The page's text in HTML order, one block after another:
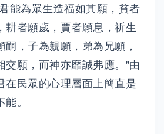
能為眾生造福如其願，貧者
耕者願歲，賈者願息，祈生
嗣，子為親願，弟為兄願，
交願，而神亦靡誠弗應。”由
在民眾的心理層面上簡直是
。